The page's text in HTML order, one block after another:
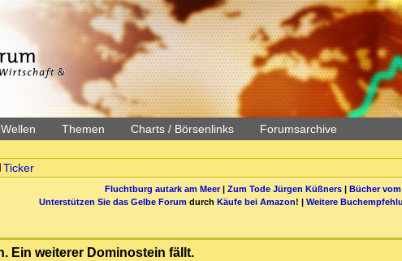
Themen Charts / Börsenlinks Forumsarchive
Ticker
Fluchtburg autark am Meer| Zum Tode Jürgen Küßners| Bücher
Unterstützen Sie das Gelbe Forum durch Käufe bei Amazon! | Weitere
Ein weiterer Dominostein fällt.